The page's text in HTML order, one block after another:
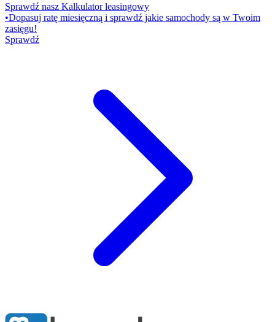
Sprawdź nasz Kalkulator leasingowy
•Dopasuj ratę miesięczną i sprawdź jakie samochody są w Twoim
zasięgu!
Sprawdź